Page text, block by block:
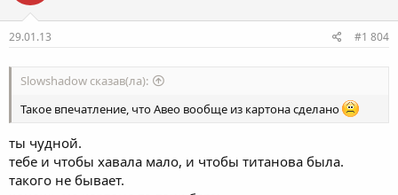
29.01.13 #1 804
Slowshadow сказав(ла):
Такое впечатление, что Авео вообще из картона сделано
ты чудной.
тебе и чтобы хавала мало, и чтобы титанова была.
такого не бывает.